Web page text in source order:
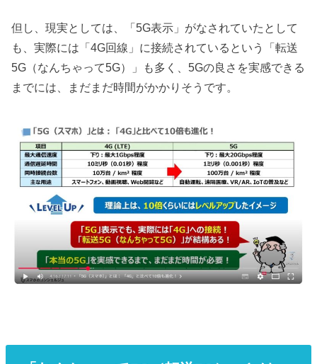
但し、現実としては、「5G表示」がなされていたとして
も、実際には「4G回線」に接続されているという「転送
5G（なんちゃって5G）」も多く、5Gの良さを実感できる
までには、まだまだ時間がかかりそうです。